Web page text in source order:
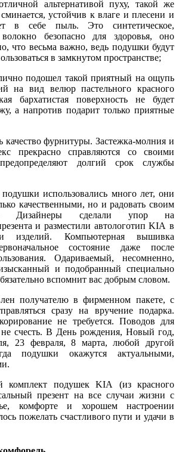
альтернативой пуху, такой же
устойчив к влаге и плесени и
в себе пыль. Это синтетическое,
безопасно для здоровья, оно
что весьма важно, ведь подушки будут
в замкнутом пространстве;
подошел такой приятный на ощупь
на вид велюр пастельного красного
бархатистая поверхность не будет
а напротив подарит только приятные
качество фурнитуры. Застежка-молния и
прекрасно справляются со своими
долгий срок службы
использовались много лет, они
качественными, но и радовать своим
Дизайнеры сделали упор на
и разместили автологотип KIA в
изделий. Компьютерная вышивка
состояние даже после
Одариваемый, несомненно,
и подобранный специально
вспомнит вас добрым словом.
получателю в фирменном пакете, с
сразу на вручение подарка.
не требуется. Поводов для
счесть. В День рождения, Новый год,
23 февраля, 8 марта, любой другой
подушки окажутся актуальными,
комплект подушек KIA (из красного
презент на все случаи жизни с
комфорте и хорошем настроении
пожелать счастливого пути и удачи в